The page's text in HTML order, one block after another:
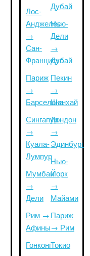
Лос-
Анджелес
→
Сан-
Франциско
Париж
→
Барселона
Сингапур
→
Куала-
Лумпур
Мумбаи
→
Дели
Рим →
Афины
Гонконг
Дубай
Нью-
Дели
→
Дубай
Пекин
→
Шанхай
Лондон
→
Эдинбург
Нью-
Йорк
→
Майами
Париж
→ Рим
Токио